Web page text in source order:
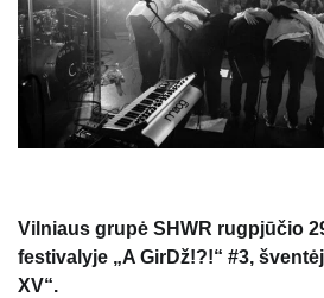
Vilniaus grupė SHWR rugpjūčio
festivalyje „A GirDž!?!“ #3,
XV“.